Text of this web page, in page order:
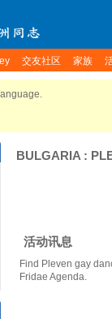
交友社区 家族
BULGARIA :
活动讯息
Find Pleven gay
Fridae Agenda.